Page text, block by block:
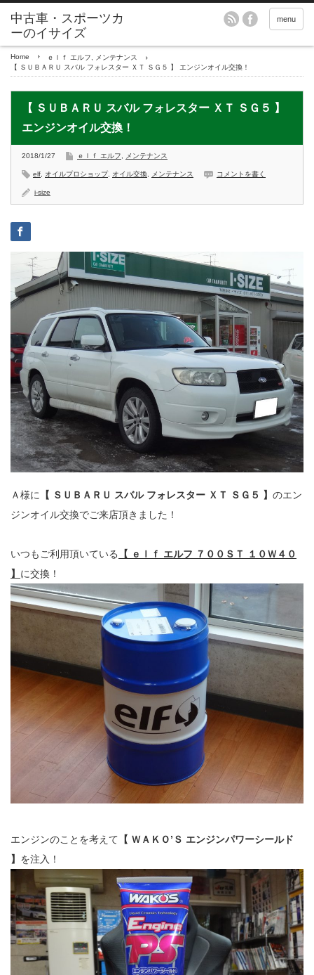
menu
Home ｅｌｆ エルフ
メンテナンス
【 ＳＵＢＡＲＵ スバル フォレスター ＸＴ ＳＧ５ 】 エンジンオイル交換！
【 ＳＵＢＡＲＵ スバル フォレスター ＸＴ ＳＧ５ 】
エンジンオイル交換！
2018/1/27 ｅｌｆ エルフ メンテナンス
elf オイルプロショップ, オイル交換 メンテナンス コメントを書く
i-size
Ａ様に 【 ＳＵＢＡＲＵ スバル フォレスター ＸＴ ＳＧ５ 】 のエン
ジンオイル交換でご来店頂きました！
いつもご利用頂いている
【 ｅｌｆ エルフ ７００ＳＴ １０Ｗ４０
】 に交換！
エンジンのことを考えて 【 ＷＡＫＯ’Ｓ エンジンパワーシールド
】 を注入！